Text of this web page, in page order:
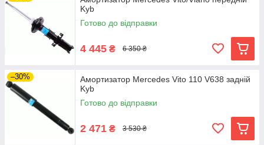
Kyb
Готово до відправки
4 445 ₴ 6 350 ₴
–30%
Амортизатор Mercedes Vito 110 V638 задній
Kyb
Готово до відправки
2 471 ₴ 3 530 ₴